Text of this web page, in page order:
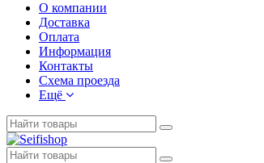
О компании
Доставка
Оплата
Информация
Контакты
Схема проезда
Ещё